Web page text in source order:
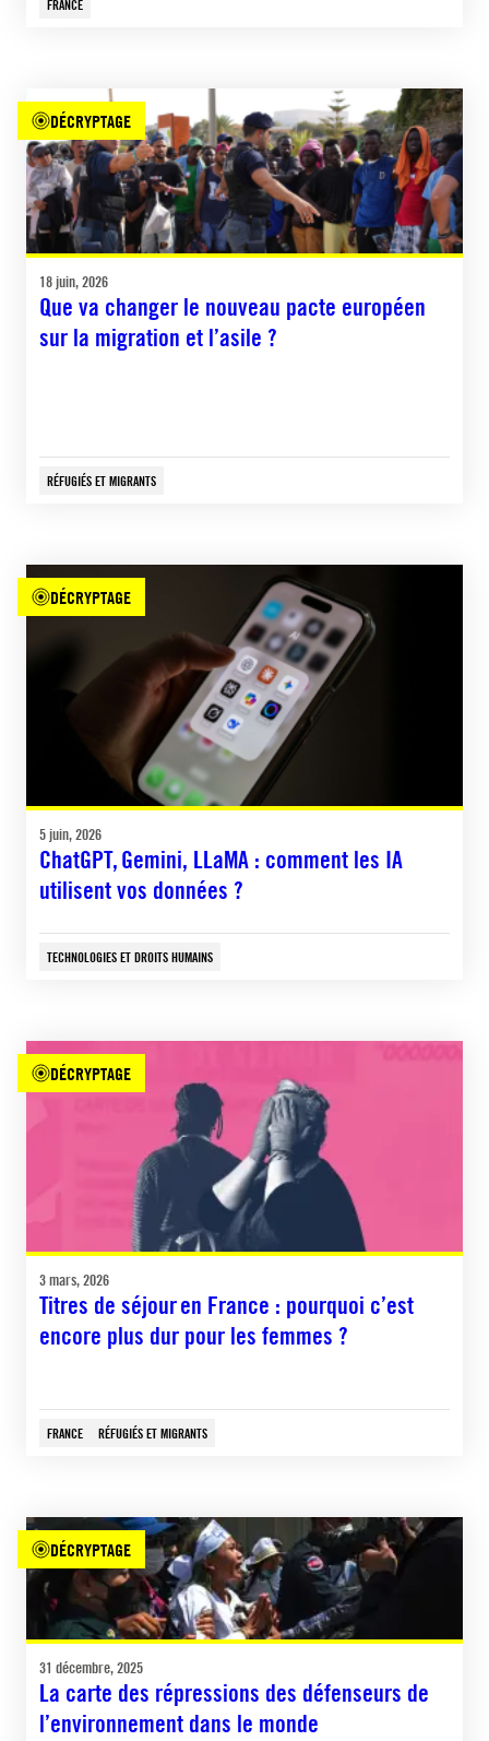
FRANCE
DÉCRYPTAGE
18 juin, 2026
Que va changer le nouveau pacte européen
sur la migration et l’asile ?
RÉFUGIÉS ET MIGRANTS
DÉCRYPTAGE
5 juin, 2026
ChatGPT, Gemini, LLaMA : comment les IA
utilisent vos données ?
TECHNOLOGIES ET DROITS HUMAINS
DÉCRYPTAGE
3 mars, 2026
Titres de séjour en France : pourquoi c’est
encore plus dur pour les femmes ?
FRANCE RÉFUGIÉS ET MIGRANTS
DÉCRYPTAGE
31 décembre, 2025
La carte des répressions des défenseurs de
l’environnement dans le monde